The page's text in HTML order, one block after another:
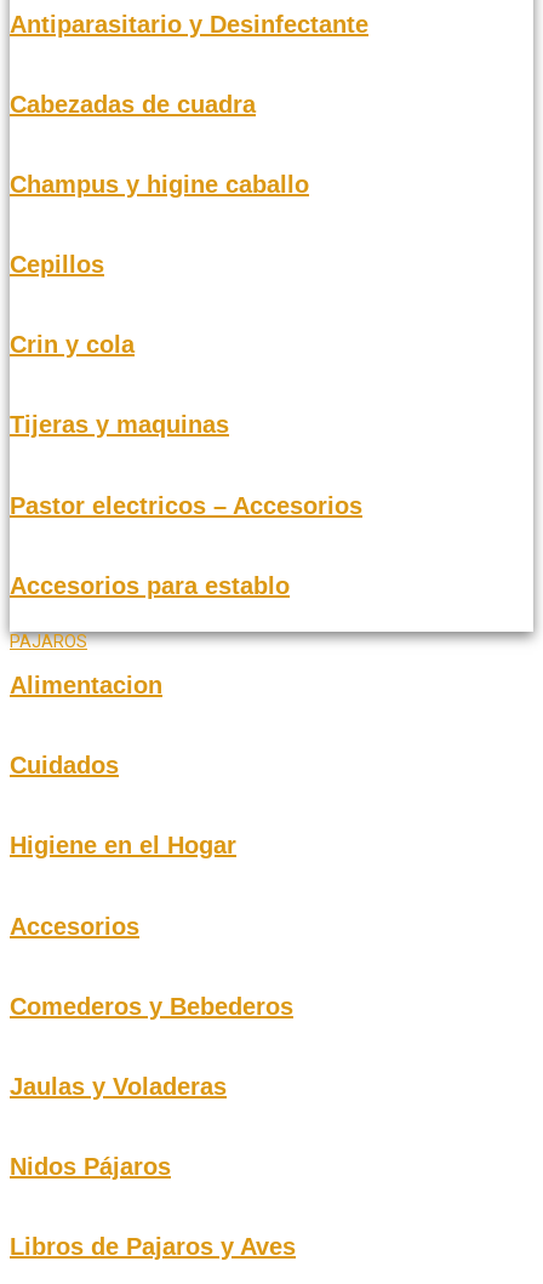
Antiparasitario y Desinfectante
Cabezadas de cuadra
Champus y higine caballo
Cepillos
Crin y cola
Tijeras y maquinas
Pastor electricos – Accesorios
Accesorios para establo
PAJAROS
Alimentacion
Cuidados
Higiene en el Hogar
Accesorios
Comederos y Bebederos
Jaulas y Voladeras
Nidos Pájaros
Libros de Pajaros y Aves